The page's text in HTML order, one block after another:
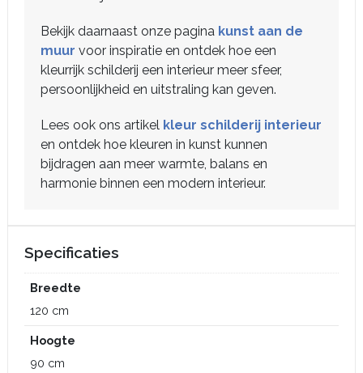
Bekijk daarnaast onze pagina kunst aan de
muur voor inspiratie en ontdek hoe een
kleurrijk schilderij een interieur meer sfeer,
persoonlijkheid en uitstraling kan geven.
Lees ook ons artikel kleur schilderij interieur
en ontdek hoe kleuren in kunst kunnen
bijdragen aan meer warmte, balans en
harmonie binnen een modern interieur.
Specificaties
Breedte
120 cm
Hoogte
90 cm